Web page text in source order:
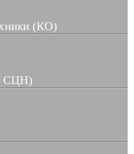
(КО)
СЦН)